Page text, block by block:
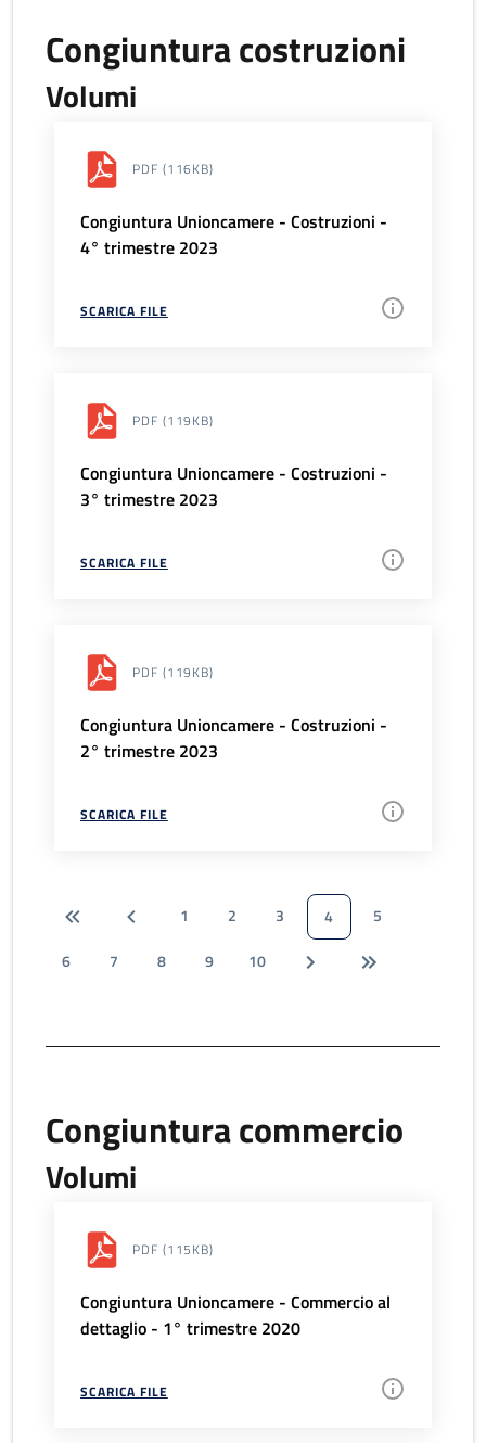
Congiuntura costruzioni
Volumi
PDF (116KB)
Congiuntura Unioncamere - Costruzioni -
4° trimestre 2023
SCARICA FILE
PDF (119KB)
Congiuntura Unioncamere - Costruzioni -
3° trimestre 2023
SCARICA FILE
PDF (119KB)
Congiuntura Unioncamere - Costruzioni -
2° trimestre 2023
SCARICA FILE
1 2 3 4
5
6
7 8 9 10
Congiuntura commercio
Volumi
PDF (115KB)
Congiuntura Unioncamere - Commercio al
dettaglio - 1° trimestre 2020
SCARICA FILE